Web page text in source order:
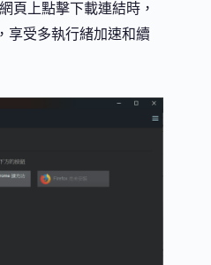
頁上點擊下載連結時，
享受多執行緒加速和續